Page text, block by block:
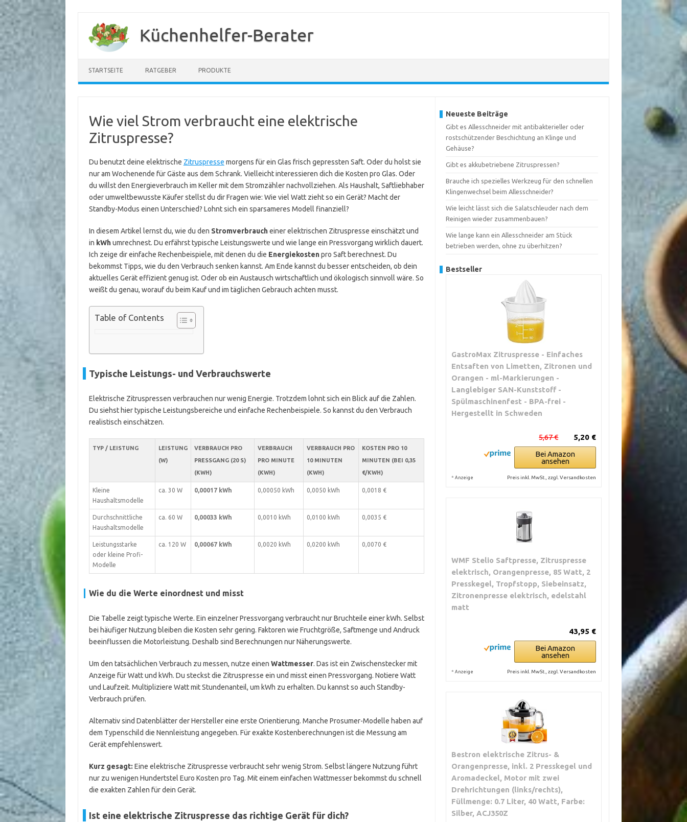
springen
Küchenhelfer-Berater
STARTSEITE RATGEBER PRODUKTE
Wie viel Strom verbraucht eine elektrische
Zitruspresse?
Du benutzt deine elektrische Zitruspresse morgens für ein Glas frisch gepressten Saft. Oder du holst sie
nur am Wochenende für Gäste aus dem Schrank. Vielleicht interessieren dich die Kosten pro Glas. Oder
du willst den Energieverbrauch im Keller mit dem Stromzähler nachvollziehen. Als Haushalt, Saftliebhaber
oder umweltbewusste Käufer stellst du dir Fragen wie: Wie viel Watt zieht so ein Gerät? Macht der
Standby-Modus einen Unterschied? Lohnt sich ein sparsameres Modell finanziell?
In diesem Artikel lernst du, wie du den Stromverbraucheiner elektrischen Zitruspresse einschätzt und
in kWhumrechnest. Du erfährst typische Leistungswerte und wie lange ein Pressvorgang wirklich dauert.
Ich zeige dir einfache Rechenbeispiele, mit denen du die Energiekostenpro Saft berechnest. Du
bekommst Tipps, wie du den Verbrauch senken kannst. Am Ende kannst du besser entscheiden, ob dein
aktuelles Gerät effizient genug ist. Oder ob ein Austausch wirtschaftlich und ökologisch sinnvoll wäre. So
weißt du genau, worauf du beim Kauf und im täglichen Gebrauch achten musst.
Table of Contents
Typische Leistungs- und Verbrauchswerte
Elektrische Zitruspressen verbrauchen nur wenig Energie. Trotzdem lohnt sich ein Blick auf die Zahlen.
Du siehst hier typische Leistungsbereiche und einfache Rechenbeispiele. So kannst du den Verbrauch
realistisch einschätzen.
TYP / LEISTUNG
LEISTUNG
(W)
VERBRAUCH PRO
PRESSGANG (20 S)
(KWH)
VERBRAUCH
PRO MINUTE
(KWH)
VERBRAUCH PRO
10 MINUTEN
(KWH)
KOSTEN PRO 10
MINUTEN (BEI 0,35
€/KWH)
Kleine
Haushaltsmodelle
ca. 30 W 0,00017 kWh 0,00050 kWh 0,0050 kWh 0,0018 €
Durchschnittliche
Haushaltsmodelle
ca. 60 W 0,00033 kWh 0,0010 kWh 0,0100 kWh 0,0035 €
Leistungsstarke
oder kleine Profi-
Modelle
ca. 120 W 0,00067 kWh 0,0020 kWh 0,0200 kWh 0,0070 €
Wie du die Werte einordnest und misst
Die Tabelle zeigt typische Werte. Ein einzelner Pressvorgang verbraucht nur Bruchteile einer kWh. Selbst
bei häufiger Nutzung bleiben die Kosten sehr gering. Faktoren wie Fruchtgröße, Saftmenge und Andruck
beeinflussen die Motorleistung. Deshalb sind Berechnungen nur Näherungswerte.
Um den tatsächlichen Verbrauch zu messen, nutze einen Wattmesser. Das ist ein Zwischenstecker mit
Anzeige für Watt und kWh. Du steckst die Zitruspresse ein und misst einen Pressvorgang. Notiere Watt
und Laufzeit. Multipliziere Watt mit Stundenanteil, um kWh zu erhalten. Du kannst so auch Standby-
Verbrauch prüfen.
Alternativ sind Datenblätter der Hersteller eine erste Orientierung. Manche Prosumer-Modelle haben auf
dem Typenschild die Nennleistung angegeben. Für exakte Kostenberechnungen ist die Messung am
Gerät empfehlenswert.
Kurz gesagt: Eine elektrische Zitruspresse verbraucht sehr wenig Strom. Selbst längere Nutzung führt
nur zu wenigen Hundertstel Euro Kosten pro Tag. Mit einem einfachen Wattmesser bekommst du schnell
die exakten Zahlen für dein Gerät.
Ist eine elektrische Zitruspresse das richtige Gerät für dich?
Neueste Beiträge
Gibt es Allesschneider mit antibakterieller oder
rostschützender Beschichtung an Klinge und
Gehäuse?
Gibt es akkubetriebene Zitruspressen?
Brauche ich spezielles Werkzeug für den schnellen
Klingenwechsel beim Allesschneider?
Wie leicht lässt sich die Salatschleuder nach dem
Reinigen wieder zusammenbauen?
Wie lange kann ein Allesschneider am Stück
betrieben werden, ohne zu überhitzen?
Bestseller
GastroMax Zitruspresse - Einfaches
Entsaften von Limetten, Zitronen und
Orangen - ml-Markierungen -
Langlebiger SAN-Kunststoff -
Spülmaschinenfest - BPA-frei -
Hergestellt in Schweden
5,20 €
5,67 €
Bei Amazon
ansehen
* Anzeige Preis inkl. MwSt., zzgl. Versandkosten
WMF Stelio Saftpresse, Zitruspresse
elektrisch, Orangenpresse, 85 Watt, 2
Presskegel, Tropfstopp, Siebeinsatz,
Zitronenpresse elektrisch, edelstahl
matt
43,95 €
Bei Amazon
ansehen
* Anzeige Preis inkl. MwSt., zzgl. Versandkosten
Bestron elektrische Zitrus- &
Orangenpresse, inkl. 2 Presskegel und
Aromadeckel, Motor mit zwei
Drehrichtungen (links/rechts),
Füllmenge: 0.7 Liter, 40 Watt, Farbe:
Silber, ACJ350Z